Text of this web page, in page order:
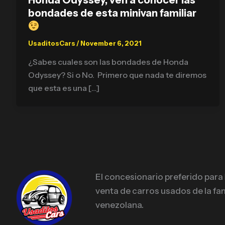
bondades de esta minivan familiar
UsaditosCars /November 6, 2021
¿Sabes cuales son las bondades de Honda
Odyssey? Si o No. Primero que nada te diremos
que esta es una […]
El concesionario preferido para
venta de carros usados de la
venezolana.